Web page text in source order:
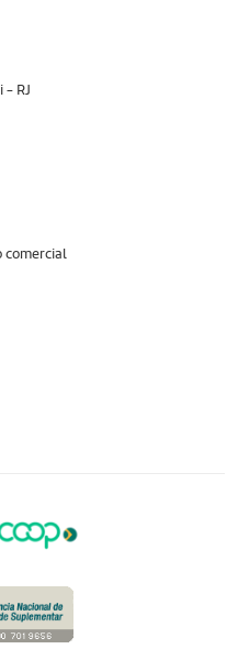
- RJ
comercial